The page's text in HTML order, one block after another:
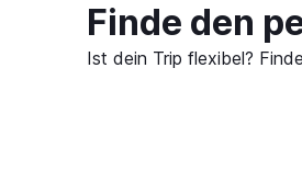
Finde den
Ist dein Trip flexibel?